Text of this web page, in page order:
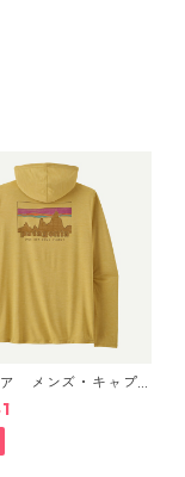
ア メンズ・キャプ
ール・デイリー・
'73 スカイライン）
Yellow - L
Yellow X-Dy